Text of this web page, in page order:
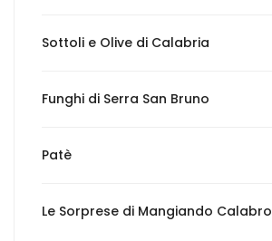
Sottoli e Olive di Calabria
Funghi di Serra San Bruno
Patè
Le Sorprese di Mangiando Calabro